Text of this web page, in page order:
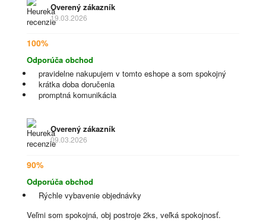
Overený zákazník
19.03.2026
100%
Odporúča obchod
pravidelne nakupujem v tomto eshope a som spokojný
krátka doba doručenia
promptná komunikácia
Overený zákazník
09.03.2026
90%
Odporúča obchod
Rýchle vybavenie objednávky
Veľmi som spokojná, obj postroje 2ks, veľká spokojnosť.